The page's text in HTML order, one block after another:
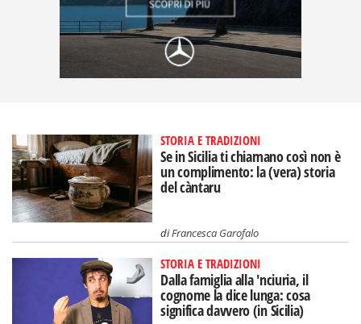
STORIA E TRADIZIONI
Se in Sicilia ti chiamano così non è
un complimento: la (vera) storia
del càntaru
diFrancesca Garofalo
STORIA E TRADIZIONI
Dalla famiglia alla 'nciuria, il
cognome la dice lunga: cosa
significa davvero (in Sicilia)